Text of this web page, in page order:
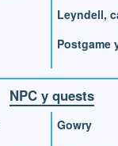
Leyndell,
Postgame
NPC y quests
Gowry